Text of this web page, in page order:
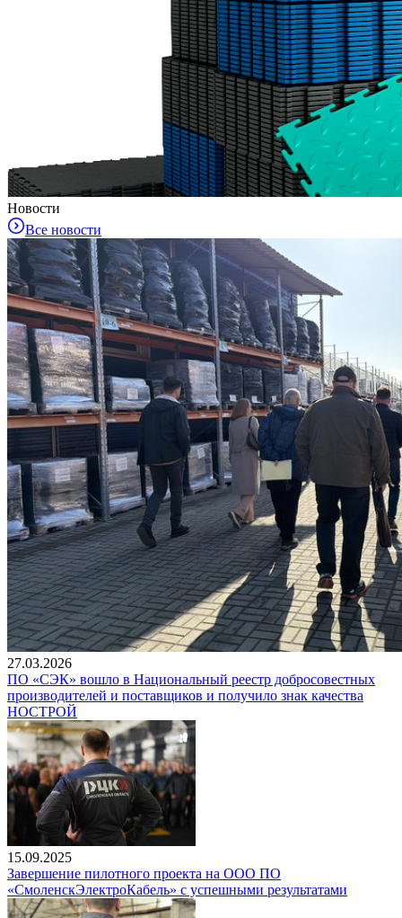
Новости
Все новости
27.03.2026
ПО «СЭК» вошло в Национальный реестр добросовестных
производителей и поставщиков и получило знак качества
НОСТРОЙ
15.09.2025
Завершение пилотного проекта на ООО ПО
«СмоленскЭлектроКабель» с успешными результатами